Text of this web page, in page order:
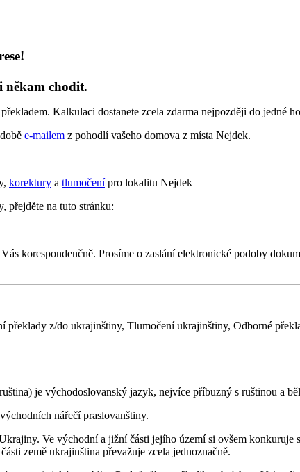
někam chodit.
překladem. Kalkulaci dostanete zcela zdarma nejpozději do jedné
e-mailem z pohodlí vašeho domova z místa Nejdek.
korektury a tlumočenípro lokalitu Nejdek
přejděte na tuto stránku:
korespondenčně. Prosíme o zaslání elektronické podoby
z/do ukrajinštiny, Tlumočení ukrajinštiny, Odborné
je východoslovanský jazyk, nejvíce příbuzný s ruštinou a
nářečí praslovanštiny.
Ve východní a jižní části jejího území si ovšem
země ukrajinština převažuje zcela jednoznačně.